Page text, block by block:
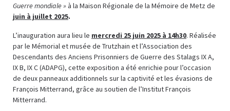
Guerre mondiale »à la Maison Régionale de la Mémoire de Metz de
juin à juillet 2025.
L’inauguration aura lieu le mercredi 25 juin 2025 à 14h30. Réalisée
par le Mémorial et musée de Trutzhain et l’Association des
Descendants des Anciens Prisonniers de Guerre des Stalags IX A,
IX B, IX C (ADAPG), cette exposition a été enrichie pour l’occasion
de deux panneaux additionnels sur la captivité et les évasions de
François Mitterrand, grâce au soutien de l’Institut François
Mitterrand.